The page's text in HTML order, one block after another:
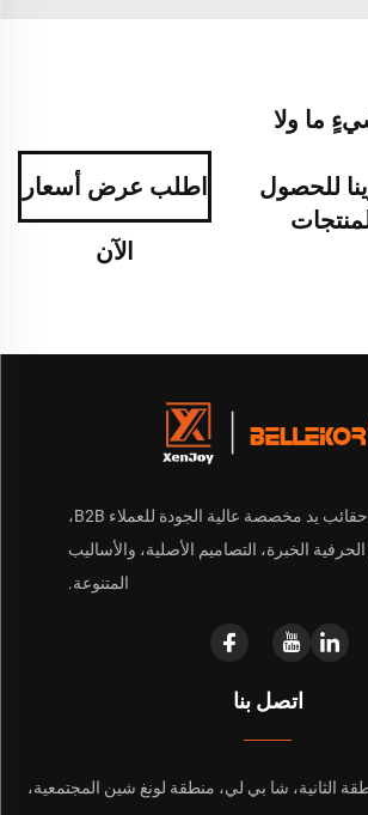
ما ولا
للحصول
اطلب عرض أسعار
الآن
تُقدِّم XenJoy حقائب يد مخصصة عالية الجودة للعملاء B2B،
الخبرة، التصاميم الأصلية، والأساليب
المتنوعة.
اتصل بنا
4، المنطقة الثانية، شا بي لي، منطقة لونغ شين المجتمعية،